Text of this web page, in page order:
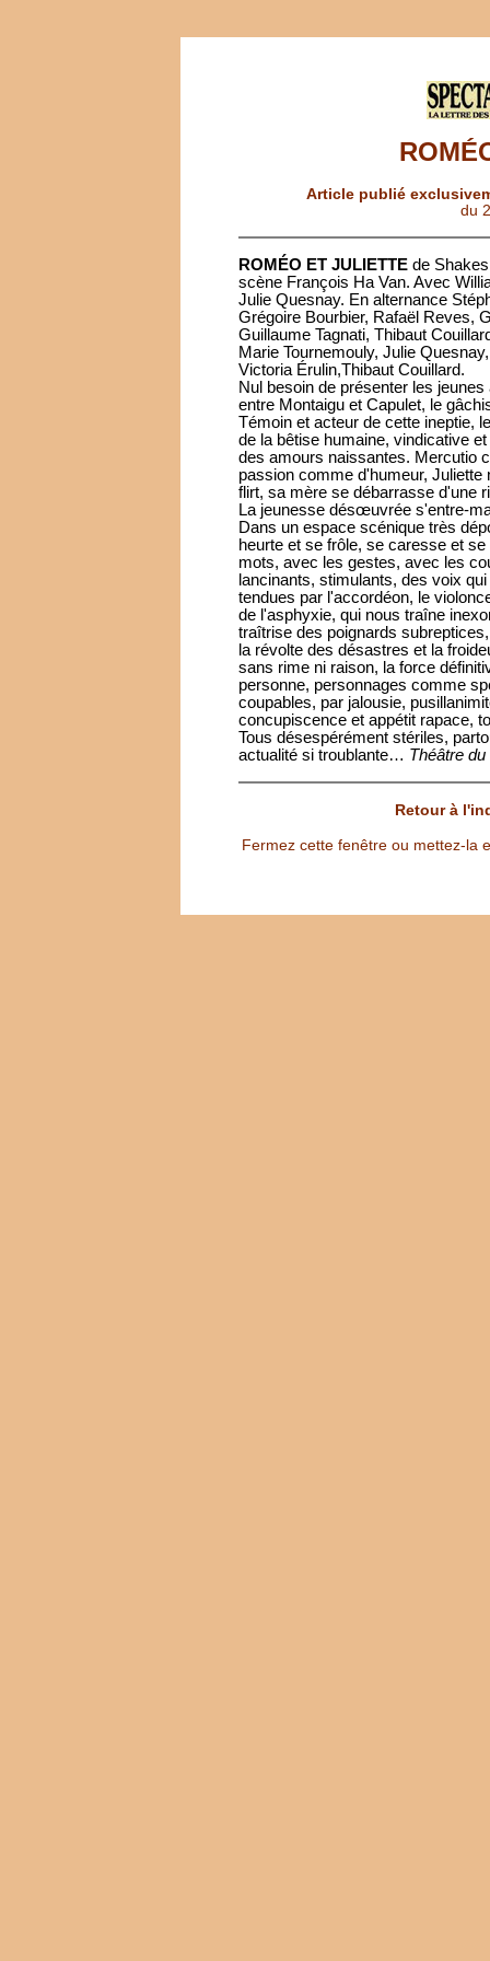
Article publié
du
ROMÉO ET JULIETTE de
scène François Ha Van. Avec
Julie Quesnay. En alternance
Grégoire Bourbier, Rafaël Reves,
Guillaume Tagnati, Thibaut
Marie Tournemouly, Julie
Victoria Érulin,Thibaut Couillard.
Nul besoin de présenter les
entre Montaigu et Capulet, le
Témoin et acteur de cette ineptie,
de la bêtise humaine, vindicative
des amours naissantes. Mercutio
passion comme d'humeur, Juliette
flirt, sa mère se débarrasse d'une
La jeunesse désœuvrée s'entre-
Dans un espace scénique très
heurte et se frôle, se caresse et
mots, avec les gestes, avec les
lancinants, stimulants, des voix
tendues par l'accordéon, le
de l'asphyxie, qui nous traîne
traîtrise des poignards
la révolte des désastres et la
sans rime ni raison, la force
personne, personnages comme
coupables, par jalousie,
concupiscence et appétit rapace,
Tous désespérément stériles,
actualité si troublante… Théâtre
Retour à
Fermez cette fenêtre ou mettez-la